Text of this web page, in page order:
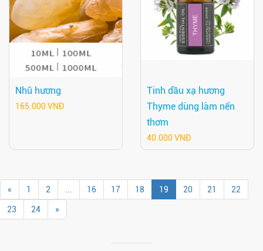
Nhũ hương
165.000 VNĐ
Tinh dầu xạ hương
Thyme dùng làm nến
thơm
40.000 VNĐ
« 1 2 16 17 18 19 20 21 22
23 24 »